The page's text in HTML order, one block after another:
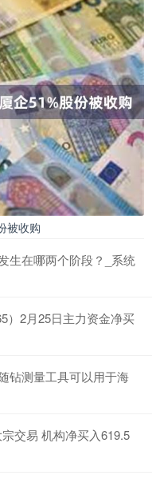
被收购
生在哪两个阶段？_系统
）2月25日主力资金净买
钻测量工具可以用于海
交易 机构净买入619.5